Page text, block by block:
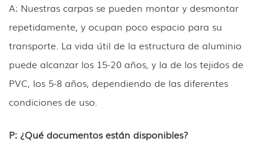
A: Nuestras carpas se pueden montar y desmontar
repetidamente, y ocupan poco espacio para su
transporte. La vida útil de la estructura de aluminio
puede alcanzar los 15-20 años, y la de los tejidos de
PVC, los 5-8 años, dependiendo de las diferentes
condiciones de uso.
P: ¿Qué documentos están disponibles?